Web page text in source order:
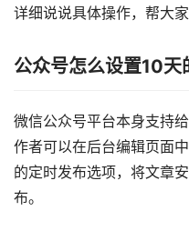
详细说说具体操作，帮大家
公众号怎么设置10天
微信公众号平台本身支持
作者可以在后台编辑页面
的定时发布选项，将文章
布。